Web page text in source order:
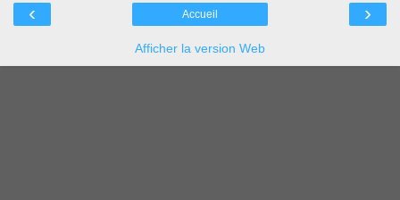
‹ ›
Accueil
Afficher la version Web